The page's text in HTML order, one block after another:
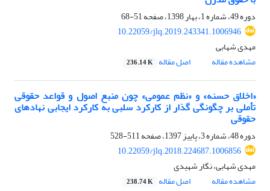
دوره 49، شماره 1، بهار 1398، صفحه
51-68
10.22059/jlq.2019.243341.1006946
مهدی شهابی
مشاهده مقاله
اصل مقاله 236.14 K
«اخلاق حسنه» و «نظم عمومی» چون منبع اصول و قواعد حقوقی
تأملی بر چگونگی گذار از کارکرد سلبی به کارکرد ایجابی نهادهای
حقوقی
دوره 48، شماره 3، پاییز 1397، صفحه
511-528
10.22059/jlq.2018.224687.1006856
مهدی شهابی، نگار شهیدی
مشاهده مقاله
اصل مقاله 238.74 K